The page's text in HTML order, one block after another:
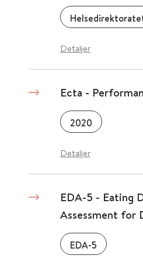
Detaljer
Ecta -
2020
Detaljer
EDA-5 - Eating
Assessment for
EDA-5